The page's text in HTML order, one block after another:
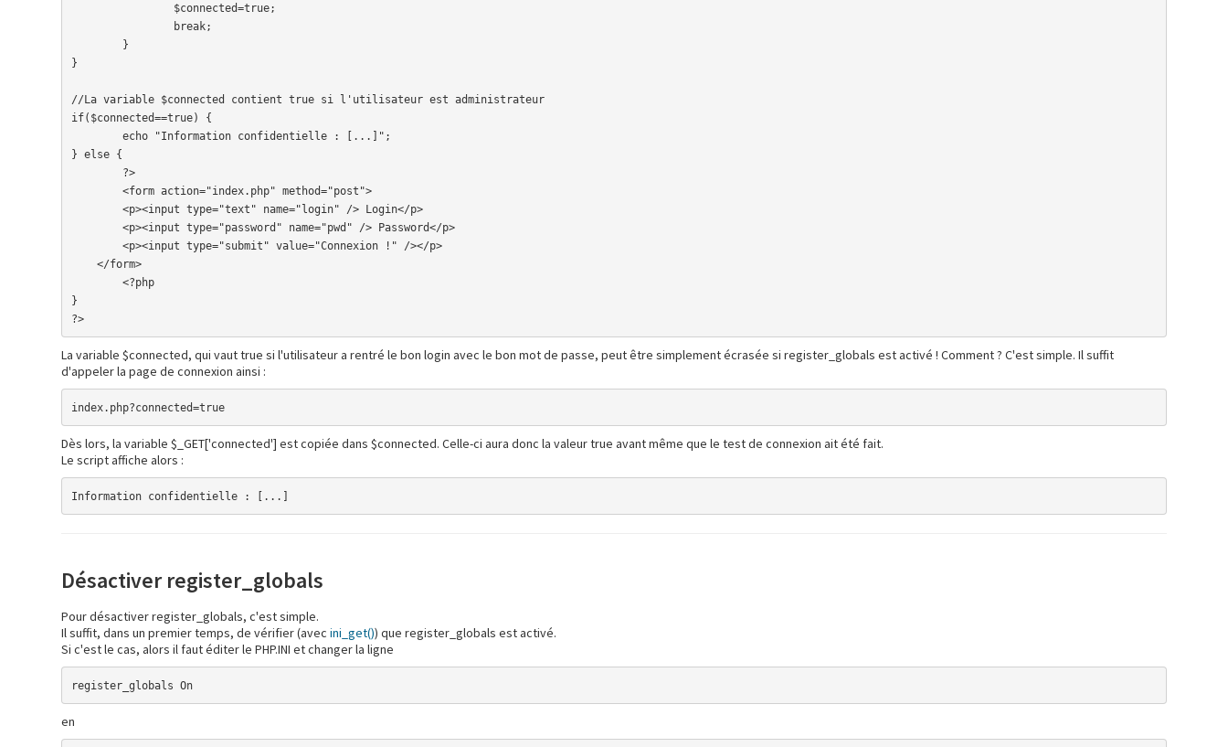
}
//La variable $connected contient true si l'utilisateur est administrateur
if($connected==true) {
} else {
}
?>
La variable $connected, qui vaut true si l'utilisateur a rentré le bon login avec le bon mot de passe, peut être simplement écrasée si register_globals est activé ! Comment ? C'est simple. Il suffit
d'appeler la page de connexion ainsi :
index.php?connected=true
Dès lors, la variable $_GET['connected'] est copiée dans $connected. Celle-ci aura donc la valeur true avant même que le test de connexion ait été fait.
Le script affiche alors :
Information confidentielle : [...]
Désactiver register_globals
Pour désactiver register_globals, c'est simple.
Il suffit, dans un premier temps, de vérifier (avecini_get()) que register_globals est activé.
Si c'est le cas, alors il faut éditer le PHP.INI et changer la ligne
register_globals On
en